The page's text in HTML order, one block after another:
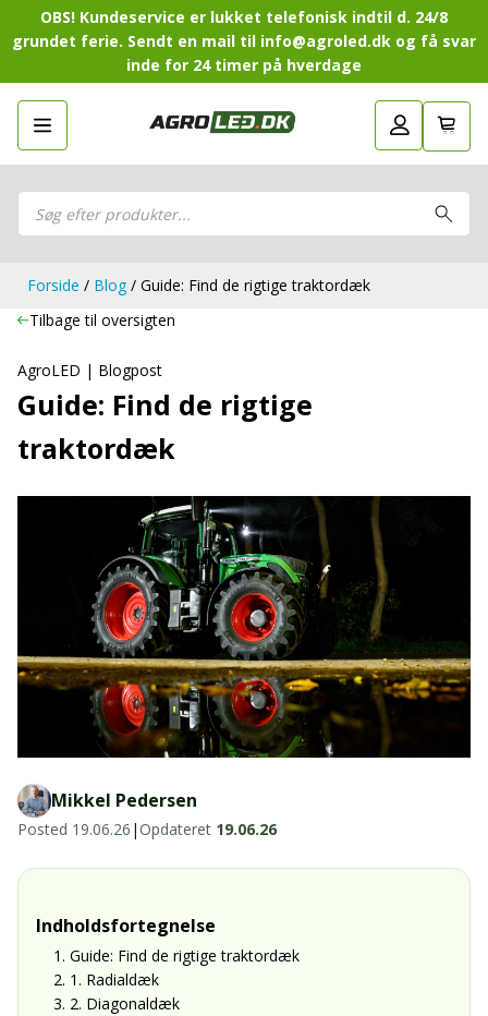
OBS! Kundeservice er lukket telefonisk indtil d. 24/8
grundet ferie. Sendt en mail til info@agroled.dk og få svar
inde for 24 timer på hverdage
Products
search
LED-Guide
Sammensæt din egen LED-pakke.
LED-arbejdslamper
LED-barer og fjernlys
LED-baglygter
LED-Positionslys og markeringslys
LED-slingrelygter
LED-Belysningssæt
LED-sprøjtebelysning
LED-fordelspakker til traktorer
Stik, kabelbindere og relæer til traktor
og landbrug
Agroled Blog
FAQs – Ofte stillede spørgsmål
Om os
Kontakt-old
72177776
info@agroled.dk
Gå tilbage
LED-
Sammensæt din egen LED-
LED-arbejdslamper
LED-barer og fjernlys
LED-baglygter
LED-rotorblink og blitzblink
LED-slingrelygter
LED-Belysningssæt
LED-sprøjtebelysning
LED-armaturer og LED-værkstedslys
Stik, kabelbindere og relæer til traktor og
Forside / Blog / Guide: Find de rigtige traktordæk
Tilbage til oversigten
AgroLED | Blogpost
Guide: Find de rigtige
traktordæk
Mikkel Pedersen
Posted 19.06.26 |Opdateret 19.06.26
Indholdsfortegnelse
1. Guide: Find de rigtige traktordæk
2. 1. Radialdæk
3. 2. Diagonaldæk